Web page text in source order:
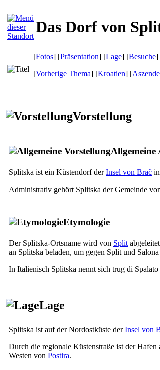
Das Dorf von
[Fotos] [Präsentation] [Lage] [Besuche]
[Vorherige Thema] [Kroatien] [
Vorstellung
Allgemeine
Splitska ist ein Küstendorf derInsel von Brač in
Administrativ gehört Splitska der Gemeinde
Etymologie
Der Splitska-Ortsname wird von Split
an Splitska beladen, um gegen Split und
In Italienisch Splitska nennt sich trug di Spalato
Lage
Splitska ist auf der Nordostküste derInsel von
Durch die regionale Küstenstraße ist der
Westen von Postira.